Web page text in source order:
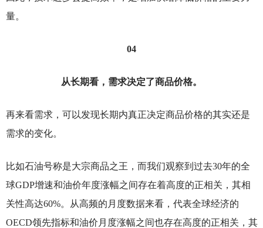
量。
04
从长期看，需求决定了商品价格。
再来看需求，可以发现长期内真正决定商品价格的其实还是
需求的变化。
比如石油号称是大宗商品之王，而我们观察到过去30年的全
球GDP增速和油价年度涨幅之间存在着高度的正相关，其相
关性高达60%。从高频的月度数据来看，代表全球经济的
OECD领先指标和油价月度涨幅之间也存在高度的正相关，其